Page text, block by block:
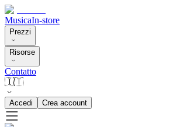
MusicaIn-store
Prezzi
Risorse
Contatto
🇮🇹
Accedi Crea account